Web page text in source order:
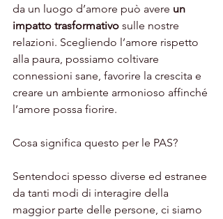
da un luogo d’amore può avere un
impatto trasformativo sulle nostre
relazioni. Scegliendo l’amore rispetto
alla paura, possiamo coltivare
connessioni sane, favorire la crescita e
creare un ambiente armonioso affinché
l’amore possa fiorire.
Cosa significa questo per le PAS?
Sentendoci spesso diverse ed estranee
da tanti modi di interagire della
maggior parte delle persone, ci siamo